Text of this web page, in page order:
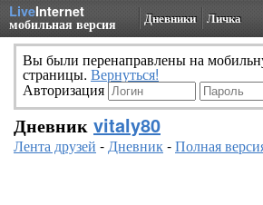
LiveInternet
мобильная версия Дневники Личка
Вы были перенаправлены на
страницы. Вернуться!
Авторизация
Дневник vitaly80
Лента друзей -Дневник-Полная